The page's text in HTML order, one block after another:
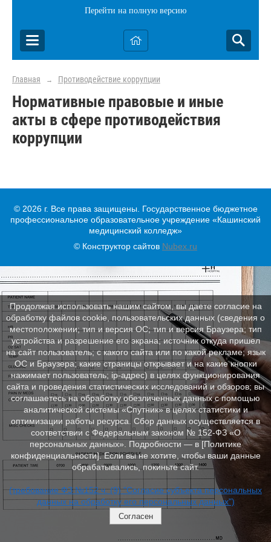
Перейти на полную версию
Главная → Противодействие коррупции
Нормативные правовые и иные
акты в сфере противодействия
коррупции
© 2026 г. Все права защищены. Государственное бюджетное
профессиональное образовательное учреждение «Кашинский
медицинский колледж»
© Конструктор сайтов Nubex.ru
Продолжая использовать нашим сайтом, вы даете согласие на
обработку файлов cookie, пользовательских данных (сведения о
местоположении; тип и версия ОС; тип и версия Браузера; тип
устройства и разрешение его экрана; источник откуда пришел
на сайт пользователь; с какого сайта или по какой рекламе; язык
ОС и Браузера; какие страницы открывает и на какие кнопки
нажимает пользователь; ip-адрес) в целях функционирования
сайта и проведения статистических исследований и обзоров; вы
соглашаетесь на обработку обезличенных данных с помощью
аналитической системы «Спутник» в целях статистики и
оптимизации работы ресурса. Сбор данных осуществляется в
соответствии с Федеральным законом № 152‑ФЗ «О
персональных данных». Подробности — в [Политике
конфиденциальности]. Если вы не хотите, чтобы ваши данные
обрабатывались, покиньте сайт.
(требование ФЗ №152 ч. (9) "Согласие субъекта персональных
данных на обработку его персональных данных")
Согласен